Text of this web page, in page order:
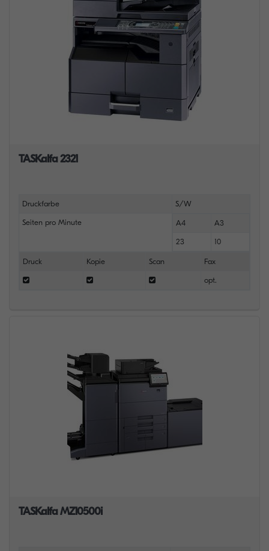
TASKalfa 2321
Druckfarbe S/W
Seiten pro Minute A4 A3
23 10
Druck Kopie Scan Fax
opt.
TASKalfa MZ10500i